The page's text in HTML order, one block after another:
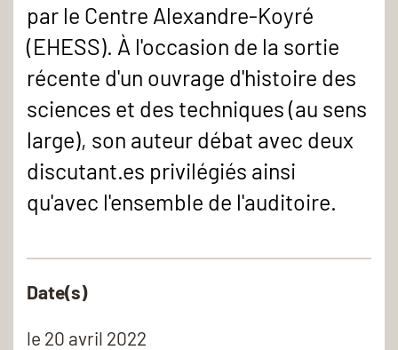
par le Centre Alexandre-Koyré
(EHESS). À l'occasion de la sortie
récente d'un ouvrage d'histoire des
sciences et des techniques (au sens
large), son auteur débat avec deux
discutant.es privilégiés ainsi
qu'avec l'ensemble de l'auditoire.
Date(s)
le 20 avril 2022